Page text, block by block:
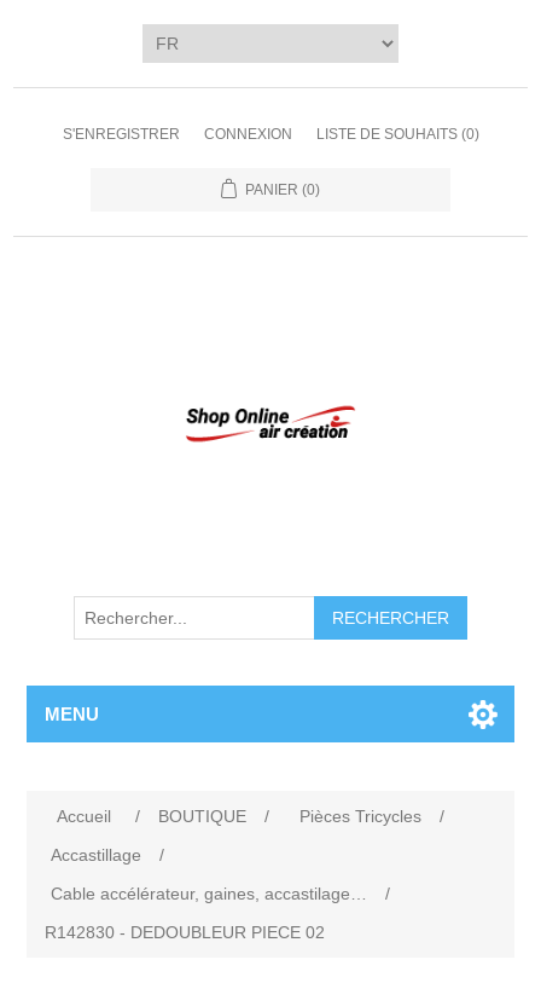
S'ENREGISTRER CONNEXION LISTE DE SOUHAITS (0)
PANIER (0)
RECHERCHER
MENU
Accueil / BOUTIQUE / Pièces Tricycles
/
Accastillage
/
Cable accélérateur, gaines, accastilage…
/
R142830 - DEDOUBLEUR PIECE 02